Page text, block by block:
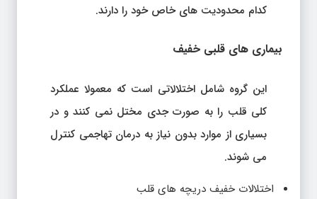
کدام محدودیت های خاص خود را دارند.
بیماری های قلبی خفیف
این گروه شامل اختلالاتی است که معمولا عملکرد
کلی قلب را به صورت جدی مختل نمی کنند و در
بسیاری از موارد بدون نیاز به درمان تهاجمی کنترل
می شوند.
اختلالات خفیف دریچه های قلب